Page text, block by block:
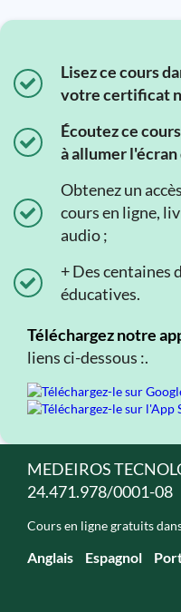
Lisez ce cours
votre certificat
Écoutez ce
à allumer
Obtenez un
cours en ligne,
audio ;
+ Des centaines
éducatives.
Téléchargez notre
liens ci-dessous :.
MEDEIROS
24.471.978/0001-08
Cours en ligne gratuits
Anglais Espagnol